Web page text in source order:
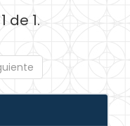
de 1.